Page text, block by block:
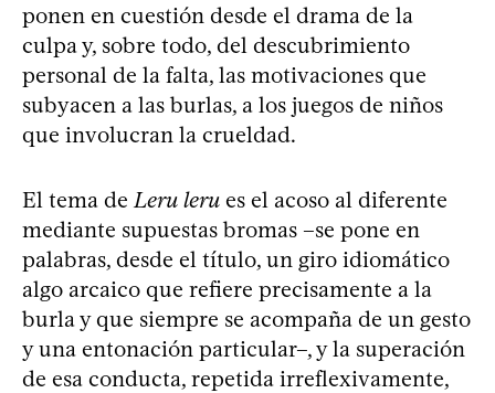
ponen en cuestión desde el drama de la
culpa y, sobre todo, del descubrimiento
personal de la falta, las motivaciones que
subyacen a las burlas, a los juegos de niños
que involucran la crueldad.
El tema de Leru leru es el acoso al diferente
mediante supuestas bromas –se pone en
palabras, desde el título, un giro idiomático
algo arcaico que refiere precisamente a la
burla y que siempre se acompaña de un gesto
y una entonación particular–, y la superación
de esa conducta, repetida irreflexivamente,